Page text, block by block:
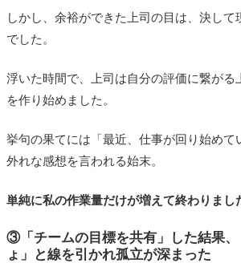
しかし、余裕ができた上司の目は、決して
でした。
浮いた時間で、上司は自分の評価に繋がる
を作り始めました。
挙句の果てには「最近、仕事が回り始めて
外れな感想を言われる始末。
単純に私の作業量だけが増えて終わりまし
③「チームの目標を共有」した結果、
ょ」と線を引かれ孤立が深まった